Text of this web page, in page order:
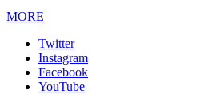
MORE
Twitter
Instagram
Facebook
YouTube